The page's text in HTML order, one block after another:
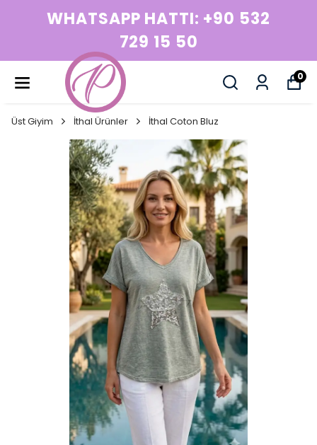
WHATSAPP HATTI: +90 532
729 15 50
0
Üst Giyim İthal Ürünler İthal Coton Bluz